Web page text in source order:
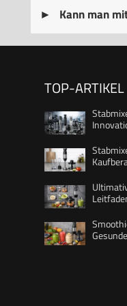
Kann man
TOP-ARTIKEL